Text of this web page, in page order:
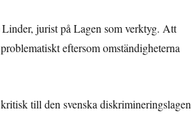
jurist på Lagen som verktyg. Att
eftersom omständigheterna
till den svenska diskrimineringslagen